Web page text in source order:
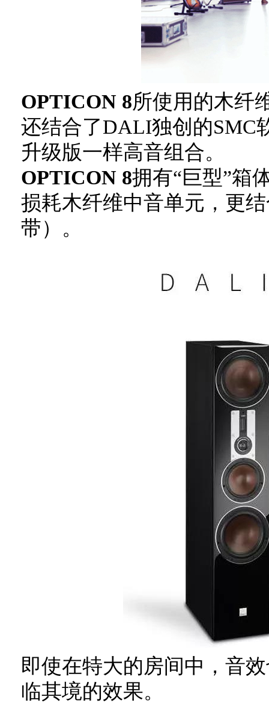
OPTICON 8所使用的木纤
还结合了DALI独创的SMC
升级版一样高音组合。
OPTICON 8拥有“巨型”箱
损耗木纤维中音单元，更
带）。
即使在特大的房间中，音
临其境的效果。